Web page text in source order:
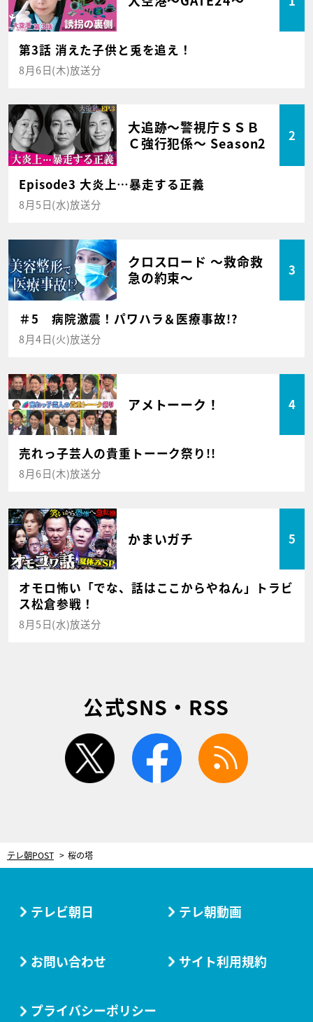
第3話 消えた子供と兎を追え！
8月6日(木)放送分
大追跡～警視庁ＳＳＢ
Ｃ強行犯係～ Season2
2
Episode3 大炎上…暴走する正義
8月5日(水)放送分
クロスロード ～救命救
急の約束～
3
＃5 病院激震！パワハラ＆医療事故!?
8月4日(火)放送分
アメトーーク！ 4
売れっ子芸人の貴重トーーク祭り!!
8月6日(木)放送分
かまいガチ 5
オモロ怖い「でな、話はここからやねん」トラビ
ス松倉参戦！
8月5日(水)放送分
公式SNS・RSS
twitter facebook
テレ朝POST 桜の塔
テレビ朝日 テレ朝動画
お問い合わせ サイト利用規約
プライバシーポリシー